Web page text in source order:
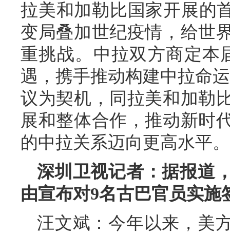
拉美和加勒比国家开展的
变局叠加世纪疫情，给世
重挑战。中拉双方商定本
遇，携手推动构建中拉命
议为契机，同拉美和加勒
展和整体合作，推动新时
的中拉关系迈向更高水平。
深圳卫视记者：据报道
由宣布对9名古巴官员实
汪文斌：今年以来，美